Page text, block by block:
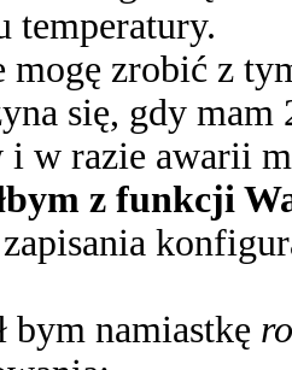
temperatury.
zrobić z
się, gdy
i w razie awarii
z funkcji
bym namiastkę